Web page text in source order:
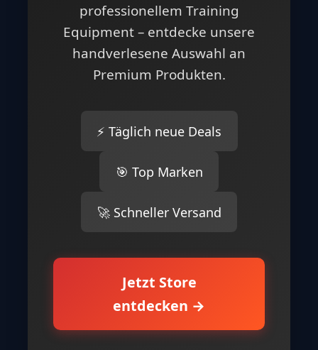
professionellem Training
Equipment – entdecke unsere
handverlesene Auswahl an
Premium Produkten.
⚡ Täglich neue Deals
🎯 Top Marken
🚀 Schneller Versand
Jetzt Store
entdecken →